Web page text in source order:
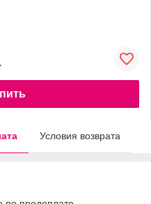
Условия возврата